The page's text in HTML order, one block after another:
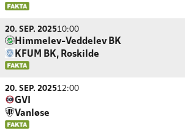
20. SEP. 202510:00
Himmelev-Veddelev BK
KFUM BK, Roskilde
20. SEP. 202512:00
GVI
Vanløse